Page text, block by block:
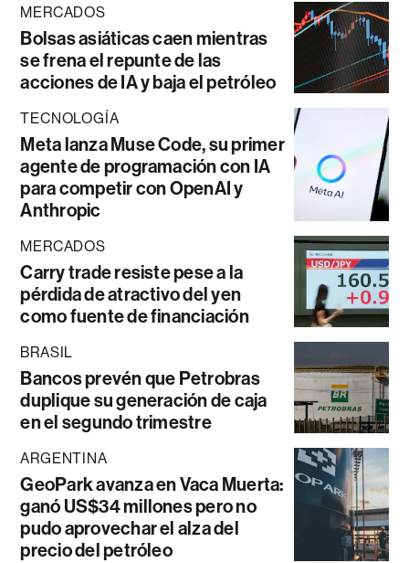
MERCADOS
Bolsas asiáticas caen mientras
se frena el repunte de las
acciones de IA y baja el petróleo
TECNOLOGÍA
Meta lanza Muse Code, su primer
agente de programación con IA
para competir con OpenAI y
Anthropic
MERCADOS
Carry trade resiste pese a la
pérdida de atractivo del yen
como fuente de financiación
BRASIL
Bancos prevén que Petrobras
duplique su generación de caja
en el segundo trimestre
ARGENTINA
GeoPark avanza en Vaca Muerta:
ganó US$34 millones pero no
pudo aprovechar el alza del
precio del petróleo